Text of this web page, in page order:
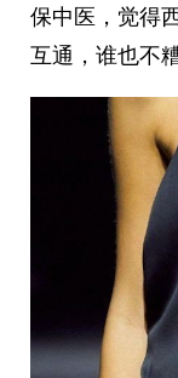
保中医，觉得
互通，谁也不